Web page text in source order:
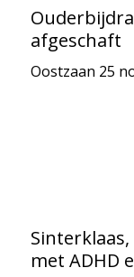
afgeschaft
Oostzaan 25
met ADHD